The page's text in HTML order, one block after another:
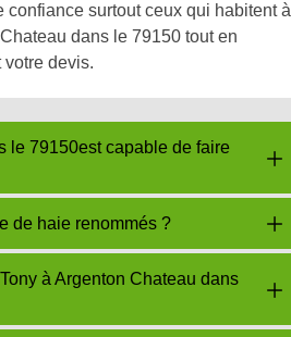
confiance surtout ceux qui habitent à
dans le 79150 tout en
votre devis.
le 79150est capable de faire
de haie renommés ?
à Argenton Chateau dans